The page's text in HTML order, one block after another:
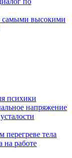
самыми высокими
психики
напряжение
перегреве тела
на работе